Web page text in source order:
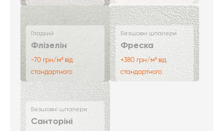
Гладкий
Флізелін
-70 грн/м² від
стандартного
Безшовні шпалери
Фреска
+380 грн/м² від
стандартного
Безшовні шпалери
Санторіні